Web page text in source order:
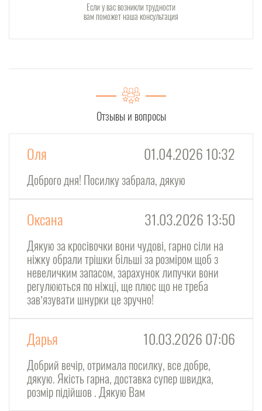
Если у вас возникли трудности
вам поможет наша консультация
Отзывы и вопросы
Оля 01.04.2026 10:32
Доброго дня! Посилку забрала, дякую
Оксана 31.03.2026 13:50
Дякую за кросівочки вони чудові, гарно сіли на
ніжку обрали трішки більші за розміром щоб з
невеличким запасом, зарахунок липучки вони
регулюються по ніжці, ще плюс що не треба
завʼязувати шнурки це зручно!
Дарья 10.03.2026 07:06
Добрий вечір, отримала посилку, все добре,
дякую. Якість гарна, доставка супер швидка,
розмір підійшов . Дякую Вам